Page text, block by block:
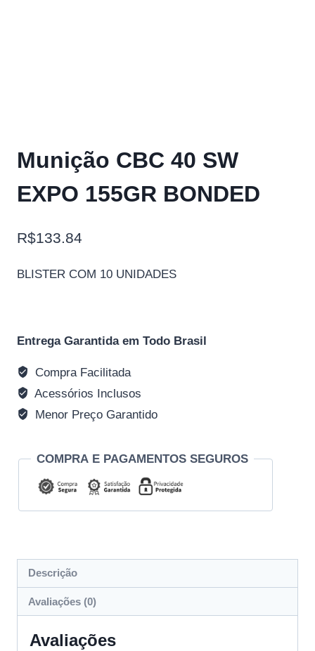
Munição CBC 40 SW
EXPO 155GR BONDED
R$133.84
BLISTER COM 10 UNIDADES
Entrega Garantida em Todo Brasil
Compra Facilitada
Acessórios Inclusos
Menor Preço Garantido
COMPRA E PAGAMENTOS SEGUROS
Descrição
Avaliações (0)
Avaliações